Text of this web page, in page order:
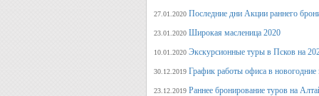
27.01.2020 Последние дни Акции раннего
23.01.2020 Широкая масленица 2020
10.01.2020 Экскурсионные туры в Псков на
30.12.2019 График работы офиса в новогодние
23.12.2019 Раннее бронирование туров на